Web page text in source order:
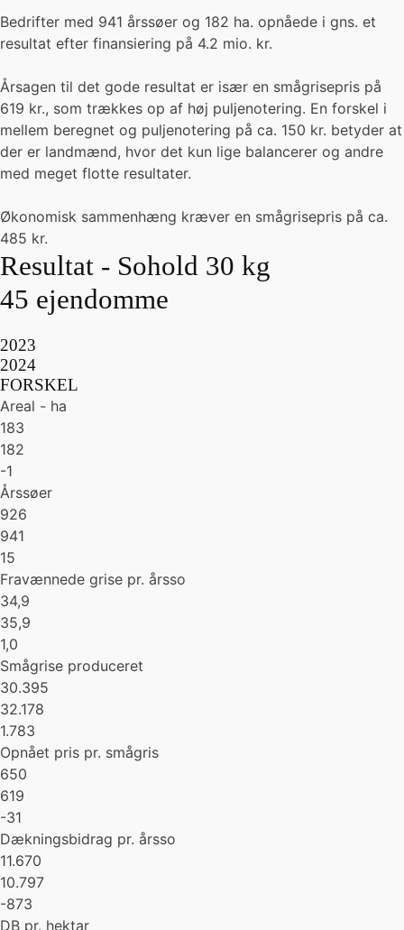
Bedrifter med 941 årssøer og 182 ha. opnåede i gns. et
resultat efter finansiering på 4.2 mio. kr.
Årsagen til det gode resultat er især en smågrisepris på
619 kr., som trækkes op af høj puljenotering. En forskel i
mellem beregnet og puljenotering på ca. 150 kr. betyder at
der er landmænd, hvor det kun lige balancerer og andre
med meget flotte resultater.
Økonomisk sammenhæng kræver en smågrisepris på ca.
485 kr.
Resultat - Sohold 30 kg
45 ejendomme
2023
2024
FORSKEL
Areal - ha
183
182
-1
Årssøer
926
941
15
Fravænnede grise pr. årsso
34,9
35,9
1,0
Smågrise produceret
30.395
32.178
1.783
Opnået pris pr. smågris
650
619
-31
Dækningsbidrag pr. årsso
11.670
10.797
-873
DB pr. hektar